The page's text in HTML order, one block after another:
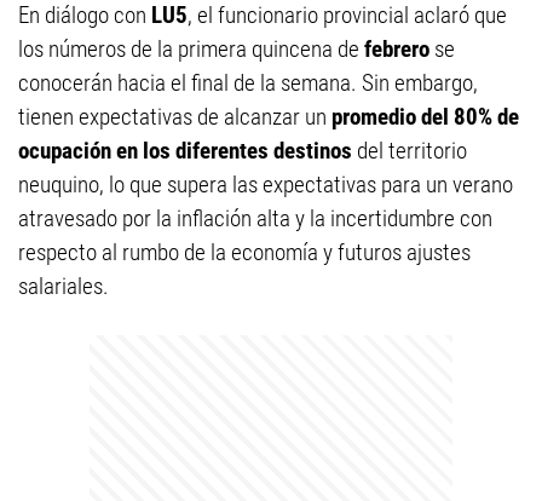
En diálogo con LU5, el funcionario provincial aclaró que
los números de la primera quincena de febrero se
conocerán hacia el final de la semana. Sin embargo,
tienen expectativas de alcanzar un promedio del 80% de
ocupación en los diferentes destinos del territorio
neuquino, lo que supera las expectativas para un verano
atravesado por la inflación alta y la incertidumbre con
respecto al rumbo de la economía y futuros ajustes
salariales.